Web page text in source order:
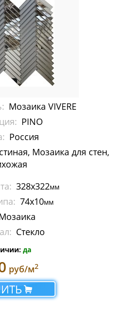
Мозаика VIVERE
PINO
Россия
Мозаика для стен,
328х322мм
74х10мм
Стекло
да
руб/м2